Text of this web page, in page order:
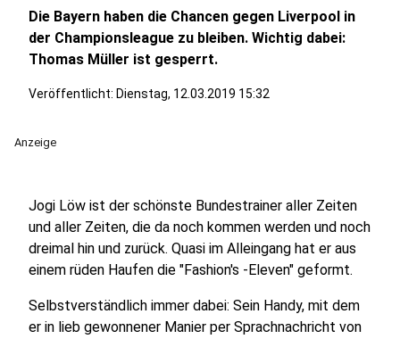
Die Bayern haben die Chancen gegen Liverpool in
der Championsleague zu bleiben. Wichtig dabei:
Thomas Müller ist gesperrt.
Veröffentlicht: Dienstag, 12.03.2019 15:32
Anzeige
Jogi Löw ist der schönste Bundestrainer aller Zeiten
und aller Zeiten, die da noch kommen werden und noch
dreimal hin und zurück. Quasi im Alleingang hat er aus
einem rüden Haufen die "Fashion's -Eleven" geformt.
Selbstverständlich immer dabei: Sein Handy, mit dem
er in lieb gewonnener Manier per Sprachnachricht von